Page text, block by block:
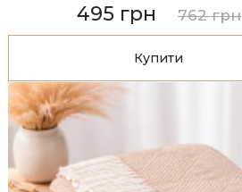
495 грн 762 грн
Купити